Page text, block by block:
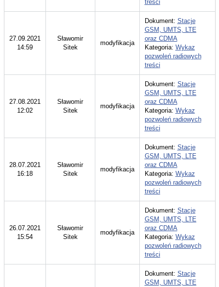
treści
27.09.2021
14:59
Sławomir
Sitek
modyfikacja
Dokument: Stacje
GSM, UMTS, LTE
oraz CDMA
Kategoria: Wykaz
pozwoleń radiowych
treści
27.08.2021
12:02
Sławomir
Sitek
modyfikacja
Dokument: Stacje
GSM, UMTS, LTE
oraz CDMA
Kategoria: Wykaz
pozwoleń radiowych
treści
28.07.2021
16:18
Sławomir
Sitek
modyfikacja
Dokument: Stacje
GSM, UMTS, LTE
oraz CDMA
Kategoria: Wykaz
pozwoleń radiowych
treści
26.07.2021
15:54
Sławomir
Sitek
modyfikacja
Dokument: Stacje
GSM, UMTS, LTE
oraz CDMA
Kategoria: Wykaz
pozwoleń radiowych
treści
Dokument: Stacje
GSM, UMTS, LTE